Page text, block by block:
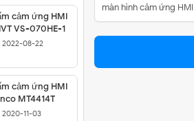
cảm ứng HMI
VS-070HE-1
2022-08-22
cảm ứng HMI
MT4414T
2020-11-03
màn hình cảm ứng